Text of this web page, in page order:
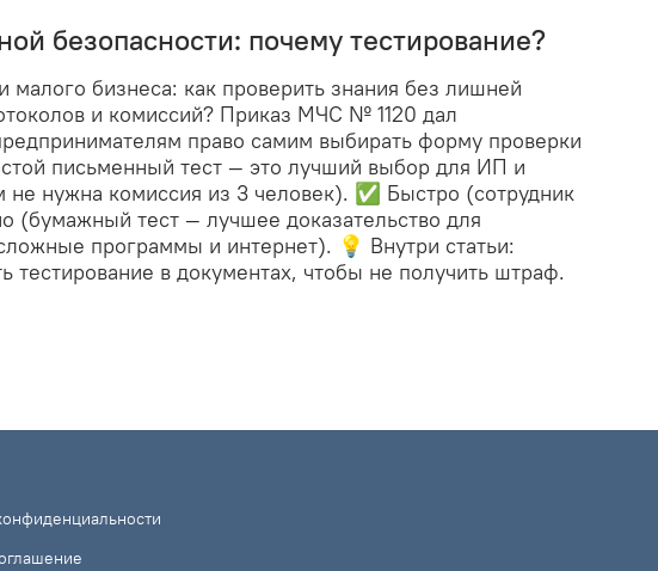
безопасности: почему тестирование?
бизнеса: как проверить знания без лишней
и комиссий? Приказ МЧС № 1120 дал
право самим выбирать форму проверки
письменный тест — это лучший выбор для ИП и
нужна комиссия из 3 человек). ✅ Быстро (сотрудник
(бумажный тест — лучшее доказательство для
программы и интернет). 💡 Внутри статьи:
тестирование в документах, чтобы не получить штраф.